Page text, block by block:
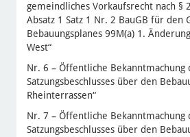
gemeindliches Vorkaufsrecht nach §
Absatz 1 Satz 1 Nr. 2 BauGB für den
Bebauungsplanes 99M(a) 1.
West“
Nr. 6 – Öffentliche Bekanntmachung
Satzungsbeschlusses über den
Rheinterrassen“
Nr. 7 – Öffentliche Bekanntmachung
Satzungsbeschlusses über den